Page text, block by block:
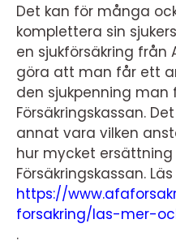
Det kan för många
komplettera sin
en sjukförsäkring från
göra att man får ett
den sjukpenning man
Försäkringskassan.
annat vara vilken
hur mycket
Försäkringskassan.
https://
forsakring/las-mer-
.